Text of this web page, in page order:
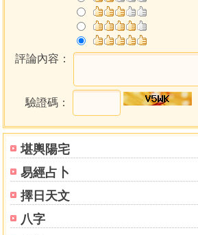
堪輿陽宅
易經占卜
擇日天文
八字
階梯
神位和佛壇
樹木與庭院
倉庫及儲藏室
井
第三章 實例篇
改凶相為吉相的實例
改變店舖出入品例業上升的實例
評論內容：
驗證碼：